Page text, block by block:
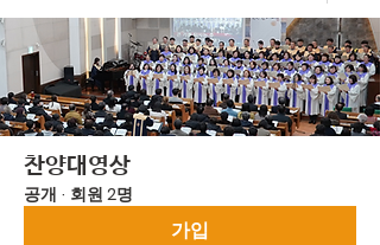
찬양대영상
공개 · 회원 2명
가입